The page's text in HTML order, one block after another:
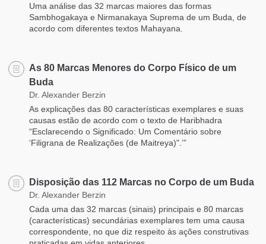
Uma análise das 32 marcas maiores das formas
Sambhogakaya e Nirmanakaya Suprema de um Buda, de
acordo com diferentes textos Mahayana.
As 80 Marcas Menores do Corpo Físico de um
Buda
Dr. Alexander Berzin
As explicações das 80 características exemplares e suas
causas estão de acordo com o texto de Haribhadra
“Esclarecendo o Significado: Um Comentário sobre
‘Filigrana de Realizações (de Maitreya)".’”
Disposição das 112 Marcas no Corpo de um Buda
Dr. Alexander Berzin
Cada uma das 32 marcas (sinais) principais e 80 marcas
(características) secundárias exemplares tem uma causa
correspondente, no que diz respeito às ações construtivas